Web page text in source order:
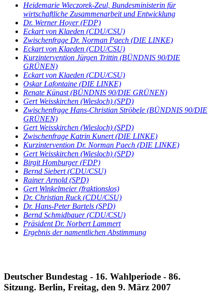
Heidemarie Wieczorek-Zeul, Bundesministerin für
wirtschaftliche Zusammenarbeit und Entwicklung
Dr. Werner Hoyer (FDP)
Eckart von Klaeden (CDU/CSU)
Zwischenfrage Dr. Norman Paech (DIE LINKE)
Eckart von Klaeden (CDU/CSU)
Kurzintervention Jürgen Trittin (BÜNDNIS 90/DIE
GRÜNEN)
Eckart von Klaeden (CDU/CSU)
Oskar Lafontaine (DIE LINKE)
Renate Künast (BÜNDNIS 90/DIE GRÜNEN)
Gert Weisskirchen (Wiesloch) (SPD)
Zwischenfrage Hans-Christian Ströbele (BÜNDNIS 90/DIE
GRÜNEN)
Gert Weisskirchen (Wiesloch) (SPD)
Zwischenfrage Katrin Kunert (DIE LINKE)
Kurzintervention Dr. Norman Paech (DIE LINKE)
Gert Weisskirchen (Wiesloch) (SPD)
Birgit Homburger (FDP)
Bernd Siebert (CDU/CSU)
Rainer Arnold (SPD)
Gert Winkelmeier (fraktionslos)
Dr. Christian Ruck (CDU/CSU)
Dr. Hans-Peter Bartels (SPD)
Bernd Schmidbauer (CDU/CSU)
Präsident Dr. Norbert Lammert
Ergebnis der namentlichen Abstimmung
Deutscher Bundestag - 16. Wahlperiode - 86.
Sitzung. Berlin, Freitag, den 9. März 2007